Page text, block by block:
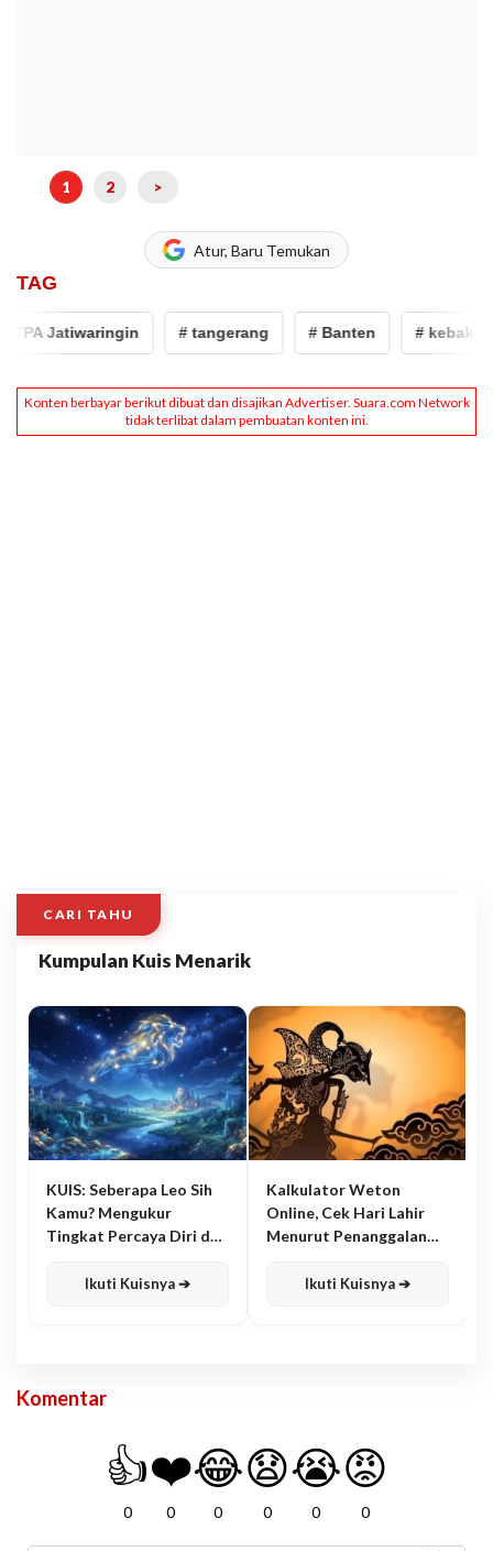
1 2 >
Atur, Baru Temukan
TAG
Jatiwaringin # tangerang # Banten # kebakaran
CARI TAHU
Kumpulan Kuis Menarik
KUIS: Seberapa Leo Sih
Kamu? Mengukur
Tingkat Percaya Diri dan
Ikuti Kuisnya ➔
Kalkulator Weton
Online, Cek Hari Lahir
Menurut Penanggalan
Ikuti Kuisnya ➔
Komentar
👍
0
❤️
0
😂
0
😧
0
😭
0
😡
0